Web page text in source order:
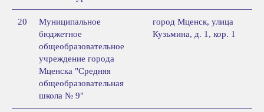
20
Муниципальное
бюджетное
общеобразовательное
учреждение города
Мценска "Средняя
общеобразовательная
школа № 9"
город Мценск, улица
Кузьмина, д. 1, кор. 1